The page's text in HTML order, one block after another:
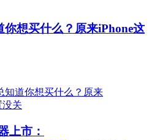
你想买什么？原来iPhone这
上市：